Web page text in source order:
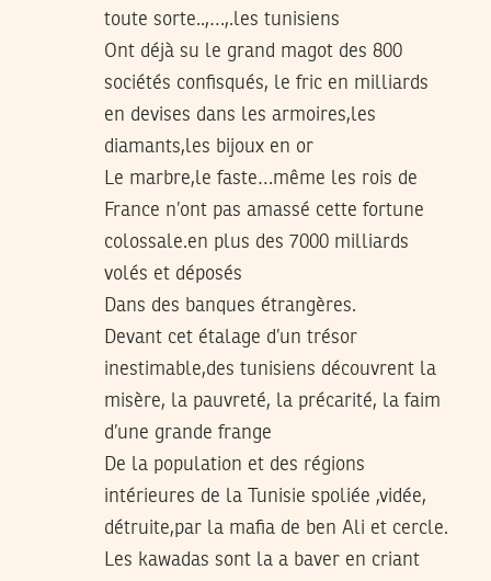
toute sorte..,…,.les tunisiens
Ont déjà su le grand magot des 800
sociétés confisqués, le fric en milliards
en devises dans les armoires,les
diamants,les bijoux en or
Le marbre,le faste…même les rois de
France n’ont pas amassé cette fortune
colossale.en plus des 7000 milliards
volés et déposés
Dans des banques étrangères.
Devant cet étalage d’un trésor
inestimable,des tunisiens découvrent la
misère, la pauvreté, la précarité, la faim
d’une grande frange
De la population et des régions
intérieures de la Tunisie spoliée ,vidée,
détruite,par la mafia de ben Ali et cercle.
Les kawadas sont la a baver en criant